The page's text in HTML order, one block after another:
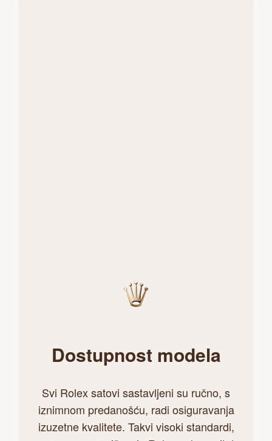
Dostupnost modela
Svi Rolex satovi sastavljeni su ručno, s
iznimnom predanošću, radi osiguravanja
izuzetne kvalitete. Takvi visoki standardi,